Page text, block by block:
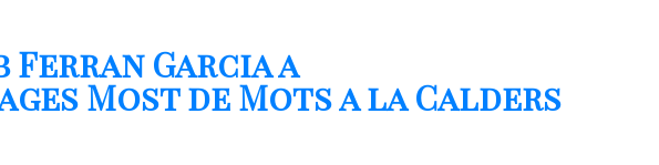
Ferran Garcia a
Most de Mots a la Calders